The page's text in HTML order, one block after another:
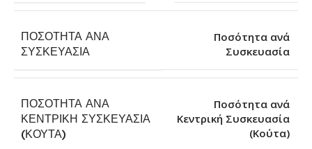
ΠΟΣΌΤΗΤΑ ΑΝΆ
ΣΥΣΚΕΥΑΣΊΑ
Ποσότητα ανά
Συσκευασία
ΠΟΣΌΤΗΤΑ ΑΝΆ
ΚΕΝΤΡΙΚΉ ΣΥΣΚΕΥΑΣΊΑ
(ΚΟΎΤΑ)
Ποσότητα ανά
Κεντρική Συσκευασία
(Κούτα)